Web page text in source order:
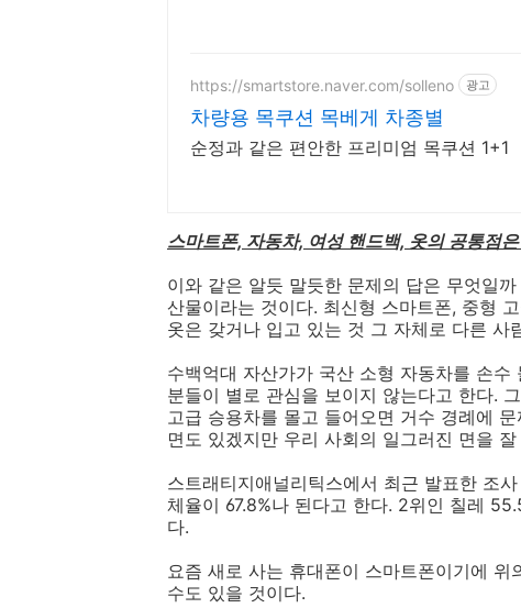
https://smartstore.naver.com/solleno 광고
차량용 목쿠션 목베게 차종별
순정과 같은 편안한 프리미엄 목쿠션 1+1
스마트폰, 자동차, 여성 핸드백, 옷의 공통점
이와 같은 알듯 말듯한 문제의 답은 무엇일
산물이라는 것이다. 최신형 스마트폰, 중형
옷은 갖거나 입고 있는 것 그 자체로 다른 사
수백억대 자산가가 국산 소형 자동차를 손
분들이 별로 관심을 보이지 않는다고 한다.
고급 승용차를 몰고 들어오면 거수 경례에
면도 있겠지만 우리 사회의 일그러진 면을
스트래티지애널리틱스에서 최근 발표한 조
체율이 67.8%나 된다고 한다. 2위인 칠레
다.
요즘 새로 사는 휴대폰이 스마트폰이기에
수도 있을 것이다.